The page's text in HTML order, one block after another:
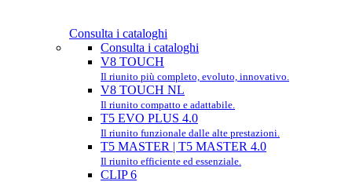
Consulta i cataloghi
Consulta i cataloghi
V8 TOUCH
Il riunito più completo, evoluto, innovativo.
V8 TOUCH NL
Il riunito compatto e adattabile.
T5 EVO PLUS 4.0
Il riunito funzionale dalle alte prestazioni.
T5 MASTER | T5 MASTER 4.0
Il riunito efficiente ed essenziale.
CLIP 6